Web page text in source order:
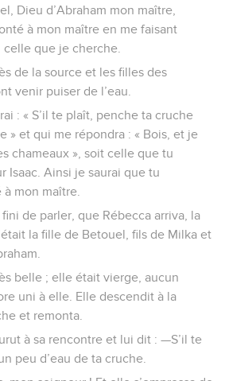
Dieu d’Abraham mon maître,
à mon maître en me faisant
celle que je cherche.
de la source et les filles des
venir puiser de l’eau.
: « S’il te plaît, penche ta cruche
» et qui me répondra : « Bois, et je
chameaux », soit celle que tu
Isaac. Ainsi je saurai que tu
mon maître.
fini de parler, que Rébecca arriva, la
la fille de Betouel, fils de Milka et
belle ; elle était vierge, aucun
uni à elle. Elle descendit à la
et remonta.
à sa rencontre et lui dit : —S’il te
peu d’eau de ta cruche.